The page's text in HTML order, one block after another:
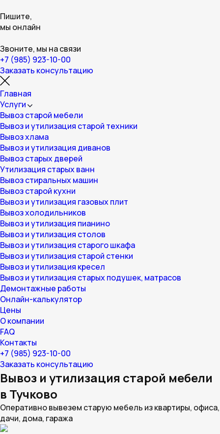
Пишите,
мы онлайн
Звоните, мы на связи
+7 (985) 923-10-00
Заказать консультацию
Главная
Услуги
Вывоз старой мебели
Вывоз и утилизация старой техники
Вывоз хлама
Вывоз и утилизация диванов
Вывоз старых дверей
Утилизация старых ванн
Вывоз стиральных машин
Вывоз старой кухни
Вывоз и утилизация газовых плит
Вывоз холодильников
Вывоз и утилизация пианино
Вывоз и утилизация столов
Вывоз и утилизация старого шкафа
Вывоз и утилизация старой стенки
Вывоз и утилизация кресел
Вывоз и утилизация старых подушек, матрасов
Демонтажные работы
Онлайн-калькулятор
Цены
О компании
FAQ
Контакты
+7 (985) 923-10-00
Заказать консультацию
Вывоз и утилизация старой мебели
в Тучково
Оперативно вывезем старую мебель из квартиры, офиса,
дачи, дома, гаража